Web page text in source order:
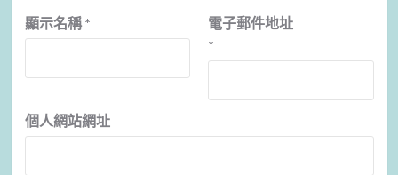
顯示名稱 *
電子郵件地址
*
個人網站網址